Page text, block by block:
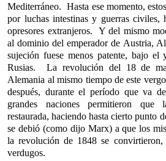
Mediterráneo. Hasta ese momento,
por luchas intestinas y guerras civiles,
opresores extranjeros. Y del mismo
al dominio del emperador de Austria,
sujeción fuese menos patente, bajo
Rusias. La revolución del 18 de
Alemania al mismo tiempo de este
después, durante el período que va
grandes naciones permitieron que
restaurada, haciendo hasta cierto punto
se debió (como dijo Marx) a que los
la revolución de 1848 se convirtieron,
verdugos.